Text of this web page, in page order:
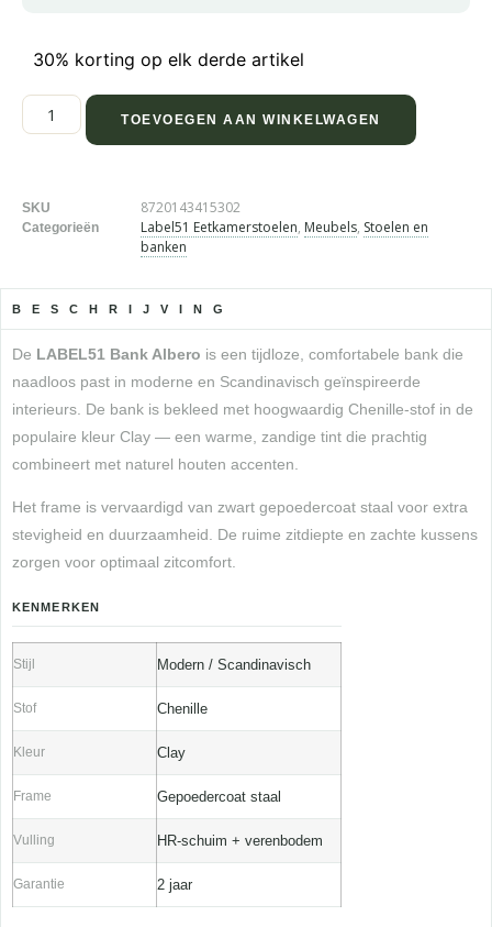
30% korting op elk derde artikel
TOEVOEGEN AAN WINKELWAGEN
SKU 8720143415302
Categorieën Label51 Eetkamerstoelen, Meubels, Stoelen en
banken
BESCHRIJVING
De LABEL51 Bank Albero is een tijdloze, comfortabele bank die
naadloos past in moderne en Scandinavisch geïnspireerde
interieurs. De bank is bekleed met hoogwaardig Chenille-stof in de
populaire kleur Clay — een warme, zandige tint die prachtig
combineert met naturel houten accenten.
Het frame is vervaardigd van zwart gepoedercoat staal voor extra
stevigheid en duurzaamheid. De ruime zitdiepte en zachte kussens
zorgen voor optimaal zitcomfort.
KENMERKEN
Stijl Modern / Scandinavisch
Stof Chenille
Kleur Clay
Frame Gepoedercoat staal
Vulling HR-schuim + verenbodem
Garantie 2 jaar